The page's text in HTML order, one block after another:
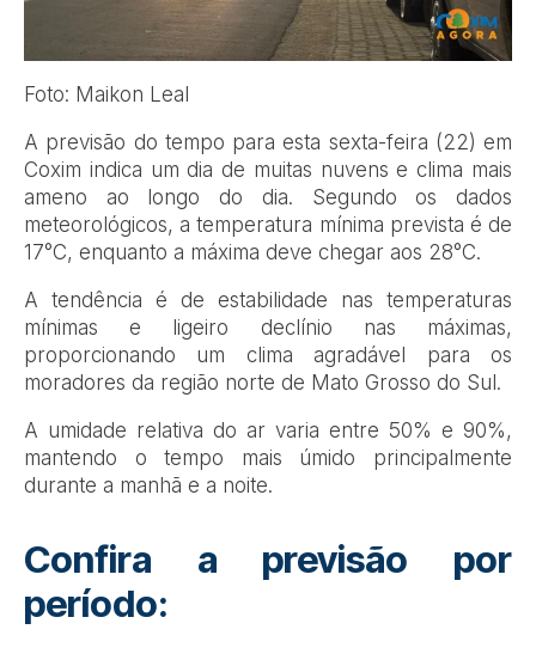
Foto: Maikon Leal
A previsão do tempo para esta sexta-feira (22) em
Coxim indica um dia de muitas nuvens e clima mais
ameno ao longo do dia. Segundo os dados
meteorológicos, a temperatura mínima prevista é de
17°C, enquanto a máxima deve chegar aos 28°C.
A tendência é de estabilidade nas temperaturas
mínimas e ligeiro declínio nas máximas,
proporcionando um clima agradável para os
moradores da região norte de Mato Grosso do Sul.
A umidade relativa do ar varia entre 50% e 90%,
mantendo o tempo mais úmido principalmente
durante a manhã e a noite.
Confira a previsão por
período: